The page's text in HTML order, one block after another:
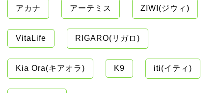
アカナ アーテミス ZIWI(ジウィ)
VitaLife RIGARO(リガロ)
Kia Ora(キアオラ) K9 iti(イティ)